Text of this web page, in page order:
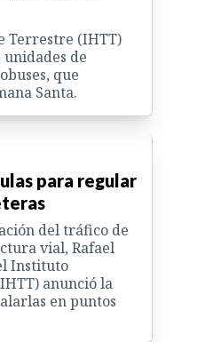
Terrestre (IHTT)
de
que
Santa.
para regular
del tráfico de
vial, Rafael
Instituto
anunció la
en puntos